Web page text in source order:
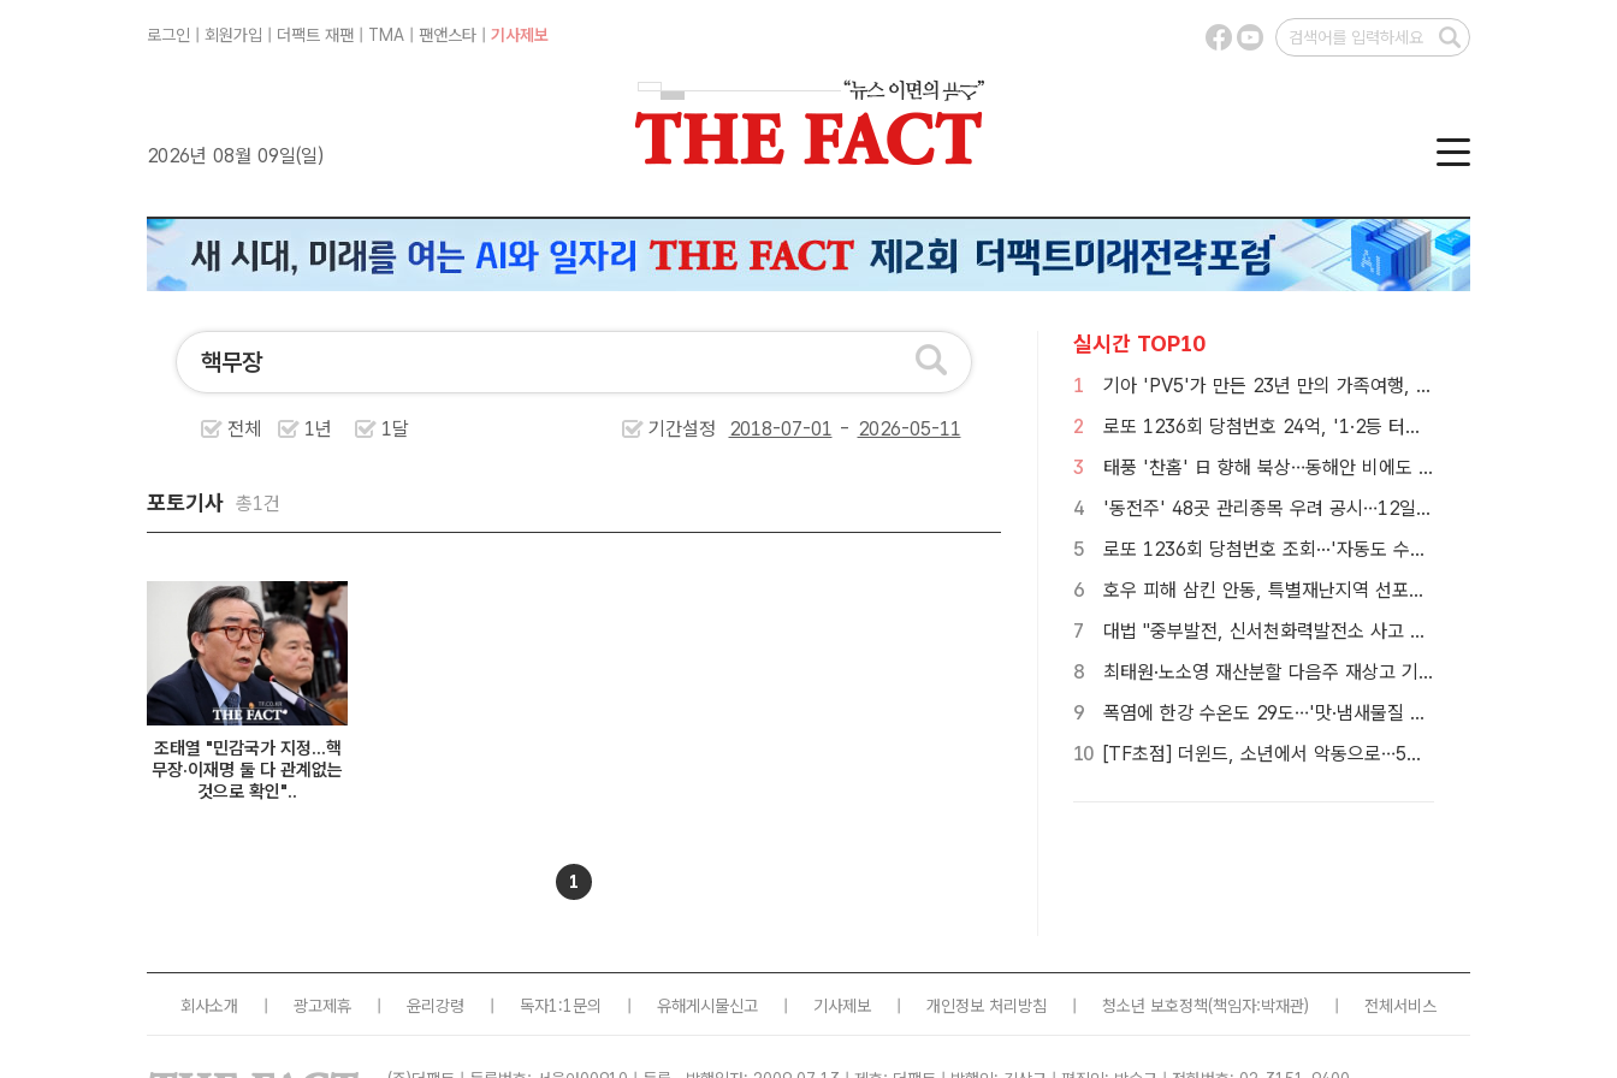
로그인 회원가입 더팩트 재팬 TMA 팬앤스타 기사제보
2026년 08월 09일(일)
전체 1년 1달 기간설정 -
포토기사 총1건
조태열 "민감국가 지정...핵
무장·이재명 둘 다 관계없는
것으로 확인"..
1
실시간 TOP10
1
기아 'PV5'가 만든 23년 만의 가족여행, 1000만뷰 달성
2
로또 1236회 당첨번호 24억, '1·2등 터졌지만 그게 또 없네'
3
태풍 '찬홈' 日 향해 북상…동해안 비에도 서쪽 폭염 계속
4
'동전주' 48곳 관리종목 우려 공시…12일부터 본격 '퇴출'
5
로또 1236회 당첨번호 조회···'자동도 수동도 5명씩 같네'
6
호우 피해 삼킨 안동, 특별재난지역 선포…'일상 회복' 총력전
7
대법 "중부발전, 신서천화력발전소 사고 형사책임 없어"
8
최태원·노소영 재산분할 다음주 재상고 기한…향방 주목
9
폭염에 한강 수온도 29도…'맛·냄새물질 경보제' 도입
10
[TF초점] 더윈드, 소년에서 악동으로…5세대로 이어진 지코·박경
회사소개 광고제휴 윤리강령 독자1:1문의 유해게시물신고 기사제보 개인정보 처리방침 청소년 보호정책(책임자:박재관) 전체서비스